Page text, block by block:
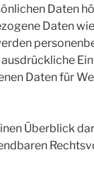
Daten
Daten
Daten für
Überblick